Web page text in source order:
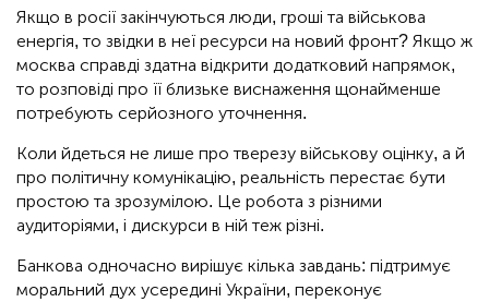
Якщо в росії закінчуються люди, гроші та військова
енергія, то звідки в неї ресурси на новий фронт? Якщо ж
москва справді здатна відкрити додатковий напрямок,
то розповіді про її близьке виснаження щонайменше
потребують серйозного уточнення.
Коли йдеться не лише про тверезу військову оцінку, а й
про політичну комунікацію, реальність перестає бути
простою та зрозумілою. Це робота з різними
аудиторіями, і дискурси в ній теж різні.
Банкова одночасно вирішує кілька завдань: підтримує
моральний дух усередині України, переконує